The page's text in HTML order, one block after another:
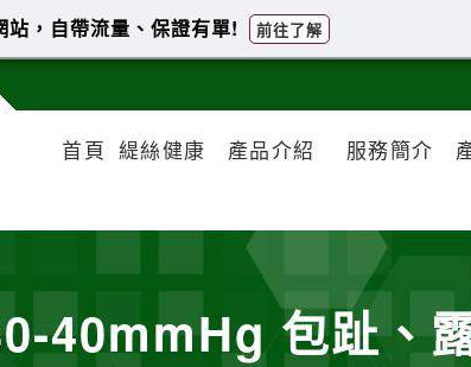
首頁 緹絲健康 產品介紹 服務簡介
40mmHg 包趾、
，自帶流量、保證有單! 前往了解